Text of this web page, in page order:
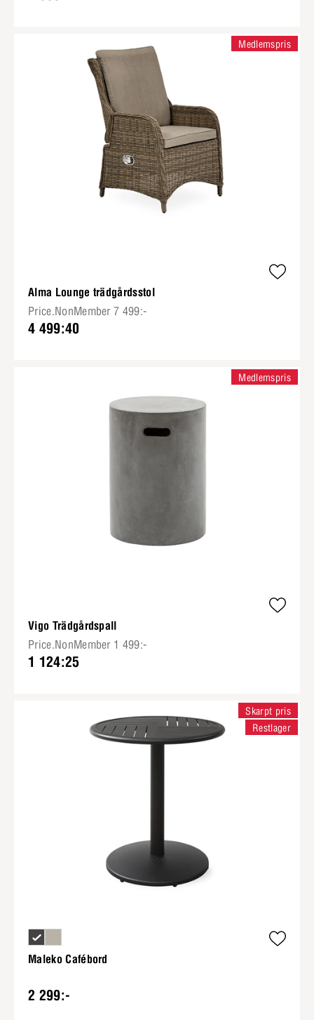
Alma Lounge trädgårdsstol
Price.NonMember 7 499:-
4 499:40
Medlemspris
Vigo Trädgårdspall
Price.NonMember 1 499:-
1 124:25
Medlemspris
Maleko Cafébord
2 299:-
Skarpt pris
Restlager